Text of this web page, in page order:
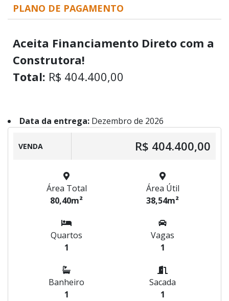
PLANO DE PAGAMENTO
Aceita Financiamento Direto com a
Construtora!
Total: R$ 404.400,00
Data da entrega: Dezembro de 2026
VENDA R$ 404.400,00
Área Total
80,40m²
Área Útil
38,54m²
Quartos
1
Vagas
1
Banheiro
1
Sacada
1